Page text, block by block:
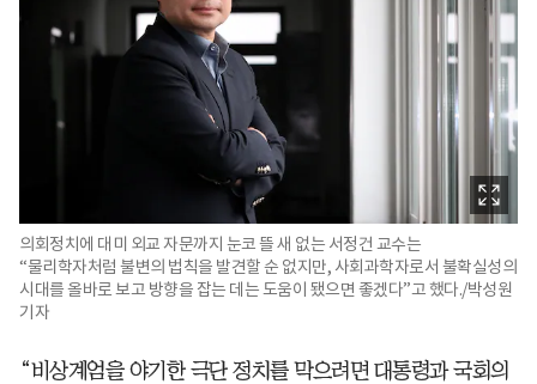
의회정치에 대미 외교 자문까지 눈코 뜰 새 없는 서정건 교수는
“물리학자처럼 불변의 법칙을 발견할 순 없지만, 사회과학자로서 불확실성의
시대를 올바로 보고 방향을 잡는 데는 도움이 됐으면 좋겠다”고 했다./박성원
기자
“비상계엄을 야기한 극단 정치를 막으려면 대통령과 국회의